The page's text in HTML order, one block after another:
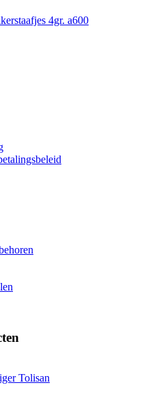
4gr. a600
Tolisan